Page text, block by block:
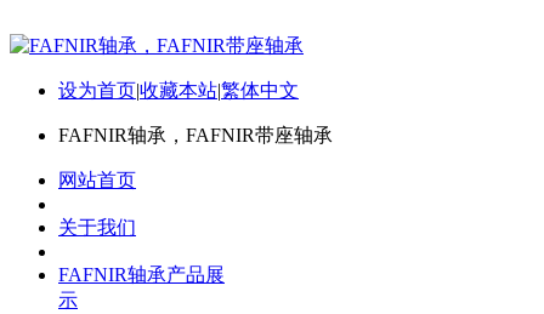
设为首页|收藏本站|繁体中文
FAFNIR轴承，FAFNIR带座轴承
网站首页
关于我们
FAFNIR轴承产品展
示